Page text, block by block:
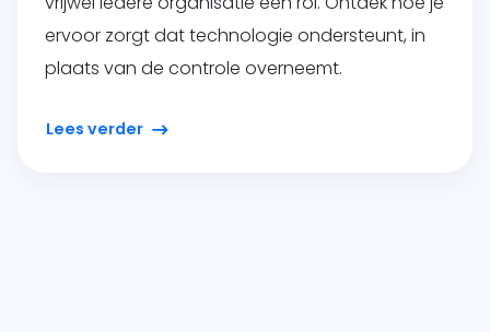
ervoor zorgt dat technologie ondersteunt, in
plaats van de controle overneemt.
Lees verder